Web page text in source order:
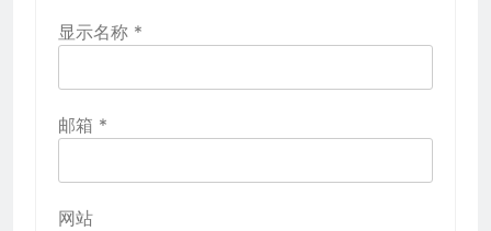
显示名称 *
邮箱 *
网站